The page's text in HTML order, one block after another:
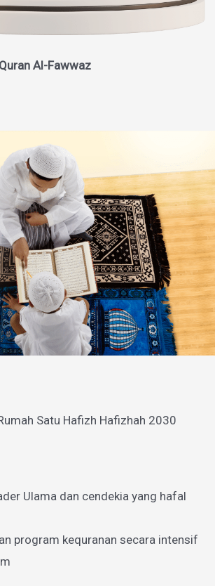
Al-Fawwaz
Satu Hafizh Hafizhah 2030
Ulama dan cendekia yang hafal
program kequranan secara intensif